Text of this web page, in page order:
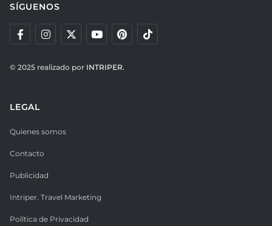
SÍGUENOS
© 2025 realizado por INTRIPER.
LEGAL
Quienes somos
Contacto
Publicidad
Intriper. Travel Marketing
Política de Privacidad